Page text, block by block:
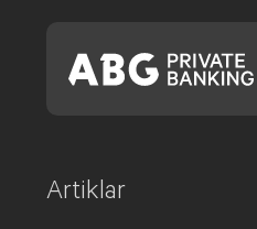
Artiklar